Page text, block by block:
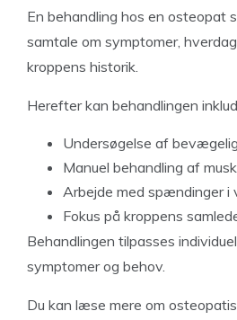
En behandling hos en osteopat
samtale om symptomer,
kroppens historik.
Herefter kan behandlingen
Undersøgelse af
Manuel behandling af
Arbejde med spændinger
Fokus på kroppens
Behandlingen tilpasses
symptomer og behov.
Du kan læse mere om